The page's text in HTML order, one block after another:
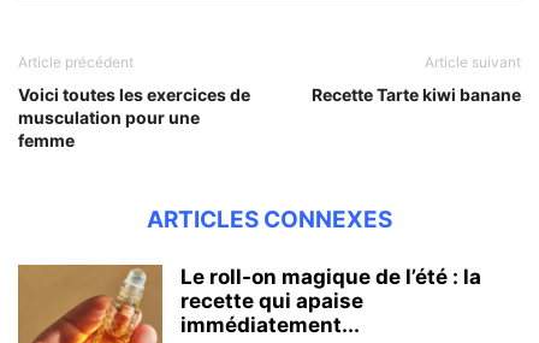
Article précédent
Voici toutes les exercices de
musculation pour une
femme
Article suivant
Recette Tarte kiwi banane
ARTICLES CONNEXES
Le roll-on magique de l’été : la
recette qui apaise
immédiatement...